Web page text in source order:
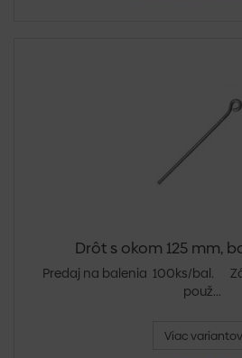
Drôt s okom 125 mm,
Predaj na balenia 100ks/bal.
použ...
Viac variantov